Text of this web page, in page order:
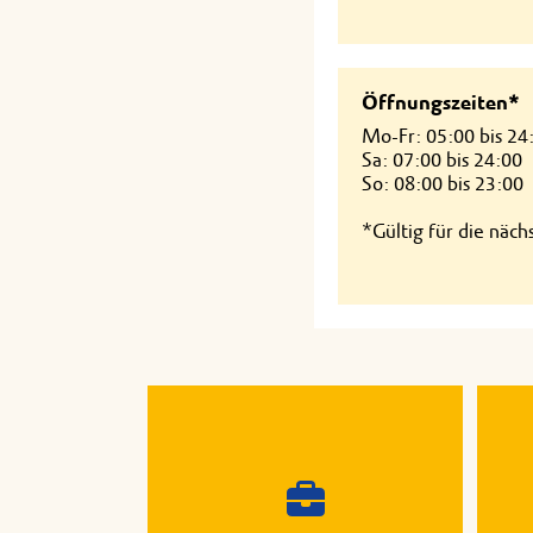
Öffnungszeiten*
Mo-Fr: 05:00 bis
Sa: 07:00 bis 24:00
So: 08:00 bis 23:00
*Gültig für die